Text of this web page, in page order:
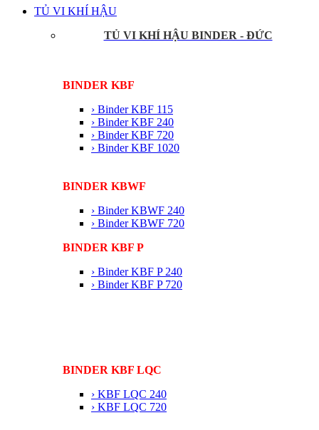
TỦ VI KHÍ HẬU
TỦ VI KHÍ HẬU BINDER - ĐỨC
BINDER KBF
› Binder KBF 115
› Binder KBF 240
› Binder KBF 720
› Binder KBF 1020
BINDER KBWF
› Binder KBWF 240
› Binder KBWF 720
BINDER KBF P
› Binder KBF P 240
› Binder KBF P 720
BINDER KBF LQC
› KBF LQC 240
› KBF LQC 720